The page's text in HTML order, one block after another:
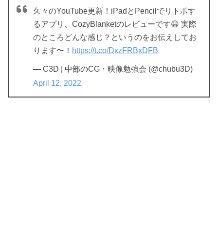
久々のYouTube更新！iPadとPencilでリトポす
るアプリ、CozyBlanketのレビューです😀 実際
のところどんな感じ？というのをお伝えしてお
ります〜！ https://t.co/DxzFRBxDFB
— C3D | 中部のCG・映像勉強会 (@chubu3D)
April 12, 2022